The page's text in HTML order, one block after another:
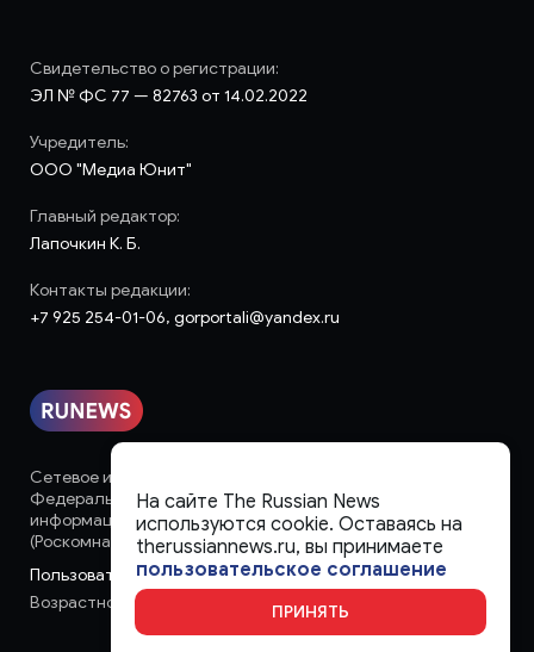
Сетевое издание «runews» (18+) зарегистрировано в
Федеральной службе по надзору в сфере связи,
информационных технологий и массовых коммуникаций
(Роскомнадзор)
Пользовательское соглашение
Возрастное ограничение:
Свидетельство о регистрации:
ЭЛ № ФС 77 — 82763 от 14.02.2022
Учредитель:
ООО "Медиа Юнит"
Главный редактор:
Лапочкин К. Б.
Контакты редакции:
+7 925 254-01-06, gorportali@yandex.ru
На сайте The Russian News
используются cookie. Оставаясь на
therussiannews.ru, вы принимаете
пользовательское соглашение
ПРИНЯТЬ